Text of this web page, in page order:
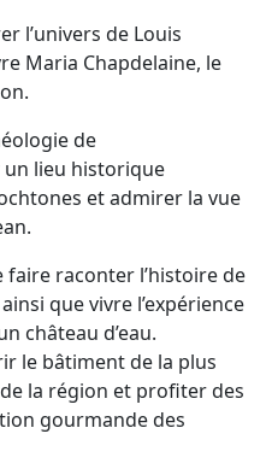
l’univers de Louis
Maria Chapdelaine, le
de
lieu historique
et admirer la vue
faire raconter l’histoire de
que vivre l’expérience
château d’eau.
le bâtiment de la plus
la région et profiter des
gourmande des